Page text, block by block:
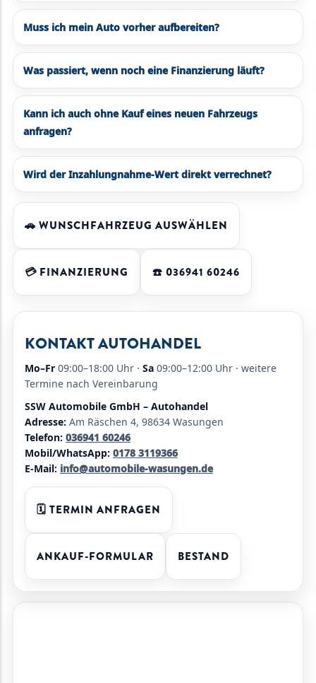
Muss ich mein Auto vorher aufbereiten?
Was passiert, wenn noch eine Finanzierung läuft?
Kann ich auch ohne Kauf eines neuen Fahrzeugs
anfragen?
Wird der Inzahlungnahme-Wert direkt verrechnet?
🚗 WUNSCHFAHRZEUG AUSWÄHLEN
💳 FINANZIERUNG ☎️ 036941 60246
KONTAKT AUTOHANDEL
Mo–Fr 09:00–18:00 Uhr · Sa 09:00–12:00 Uhr · weitere
Termine nach Vereinbarung
SSW Automobile GmbH – Autohandel
Adresse: Am Räschen 4, 98634 Wasungen
Telefon: 036941 60246
Mobil/WhatsApp: 0178 3119366
E-Mail: info@automobile-wasungen.de
🗓️ TERMIN ANFRAGEN
ANKAUF-FORMULAR BESTAND